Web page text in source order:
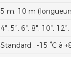
5 m, 10 m
4″, 5″, 6″, 8″, 10″,
Standard : -15 °C à